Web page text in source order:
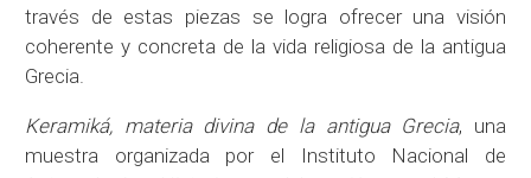
través de estas piezas se logra ofrecer una visión
coherente y concreta de la vida religiosa de la antigua
Grecia.
Keramiká, materia divina de la antigua Grecia, una
muestra organizada por el Instituto Nacional de